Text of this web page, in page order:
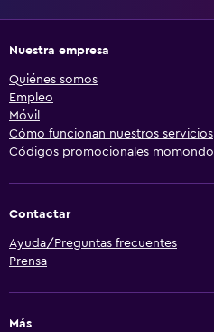
Nuestra empresa
Quiénes somos
Empleo
Móvil
Cómo funcionan nuestros servicios
Códigos promocionales momondo
Contactar
Ayuda/Preguntas frecuentes
Prensa
Más